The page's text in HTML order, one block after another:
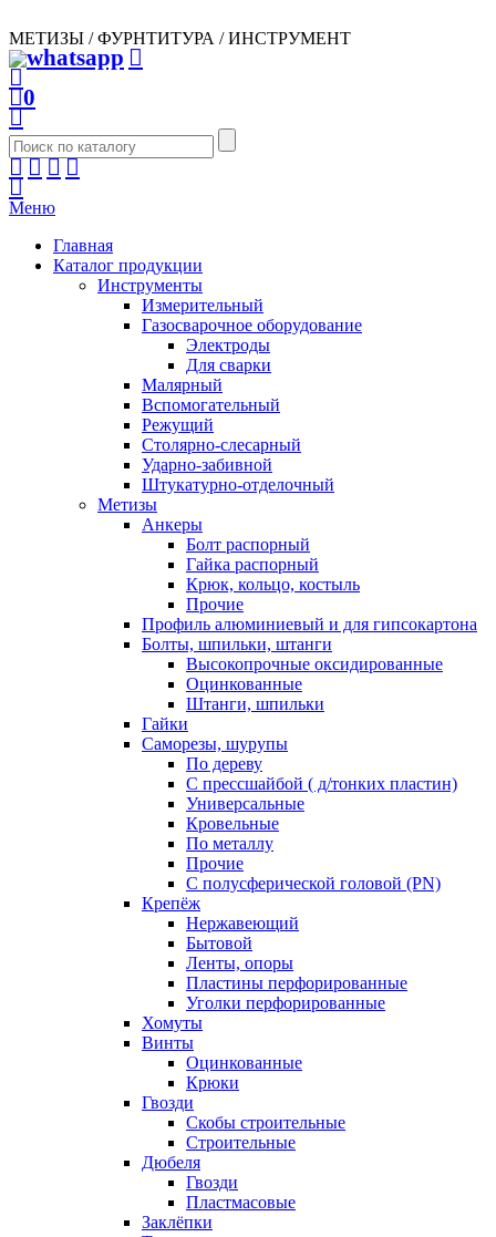
МЕТИЗЫ / ФУРНТИТУРА / ИНСТРУМЕНТ
0
Меню
Главная
Каталог продукции
Инструменты
Измерительный
Газосварочное оборудование
Электроды
Для сварки
Малярный
Вспомогательный
Режущий
Столярно-слесарный
Ударно-забивной
Штукатурно-отделочный
Метизы
Анкеры
Болт распорный
Гайка распорный
Крюк, кольцо, костыль
Прочие
Профиль алюминиевый и для гипсокартона
Болты, шпильки, штанги
Высокопрочные оксидированные
Оцинкованные
Штанги, шпильки
Гайки
Саморезы, шурупы
По дереву
С прессшайбой ( д/тонких пластин)
Универсальные
Кровельные
По металлу
Прочие
С полусферической головой (PN)
Крепёж
Нержавеющий
Бытовой
Ленты, опоры
Пластины перфорированные
Уголки перфорированные
Хомуты
Винты
Оцинкованные
Крюки
Гвозди
Скобы строительные
Строительные
Дюбеля
Гвозди
Пластмасовые
Заклёпки